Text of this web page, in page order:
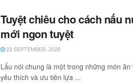
Tuyệt chiêu cho cách nấu
mới ngon tuyệt
23 SEPTEMBER, 2020
Lẩu nói chung là một trong những món
yêu thích và ưu tiên lựa ...